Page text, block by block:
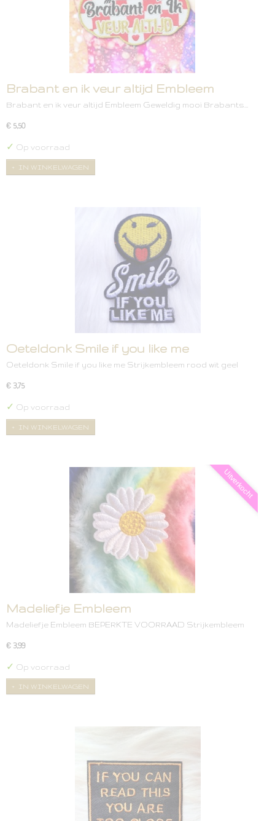
Brabant en ik veur altijd Embleem
Brabant en ik veur altijd Embleem Geweldig mooi Brabants…
€ 5,50
✓ Op voorraad
IN WINKELWAGEN
Oeteldonk Smile if you like me
Oeteldonk Smile if you like me Strijkembleem rood wit geel
€ 3,75
✓ Op voorraad
IN WINKELWAGEN
Uitverkocht
Madeliefje Embleem
Madeliefje Embleem BEPERKTE VOORRAAD Strijkembleem
€ 3,99
✓ Op voorraad
IN WINKELWAGEN